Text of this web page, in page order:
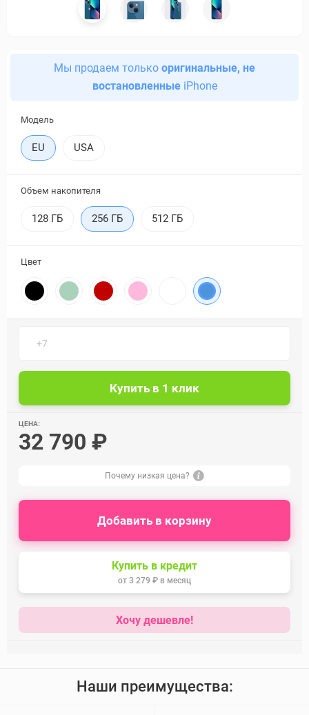
Мы продаем только оригинальные, не
востановленныеiPhone
Модель
EU USA
Объем накопителя
128 ГБ 256 ГБ 512 ГБ
Цвет
ЦЕНА:
32 790 ₽
Почему низкая цена?
Добавить в корзину
Купить в кредит
от 3 279 ₽ в месяц
Хочу дешевле!
Наши преимущества: